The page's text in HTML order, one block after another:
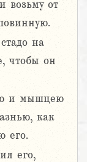
возьму от
на
чтобы он
и мышцею
как
его.
его,